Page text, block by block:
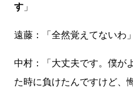
す」
遠藤：「全然覚えてないわ」
中村：「大丈夫です。僕が
た時に負けたんですけど、